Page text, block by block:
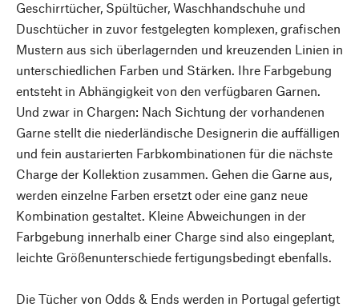
Geschirrtücher, Spültücher, Waschhandschuhe und
Duschtücher in zuvor festgelegten komplexen, grafischen
Mustern aus sich überlagernden und kreuzenden Linien in
unterschiedlichen Farben und Stärken. Ihre Farbgebung
entsteht in Abhängigkeit von den verfügbaren Garnen.
Und zwar in Chargen: Nach Sichtung der vorhandenen
Garne stellt die niederländische Designerin die auffälligen
und fein austarierten Farbkombinationen für die nächste
Charge der Kollektion zusammen. Gehen die Garne aus,
werden einzelne Farben ersetzt oder eine ganz neue
Kombination gestaltet. Kleine Abweichungen in der
Farbgebung innerhalb einer Charge sind also eingeplant,
leichte Größenunterschiede fertigungsbedingt ebenfalls.
Die Tücher von Odds & Ends werden in Portugal gefertigt